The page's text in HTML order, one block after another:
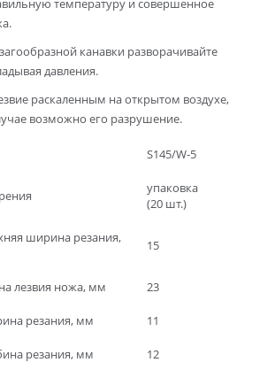
температуру и совершенное
канавки разворачивайте
давления.
раскаленным на открытом воздухе,
возможно его разрушение.
S145/W-5
упаковка
(20 шт.)
ширина резания,
15
лезвия ножа, мм 23
резания, мм 11
резания, мм 12